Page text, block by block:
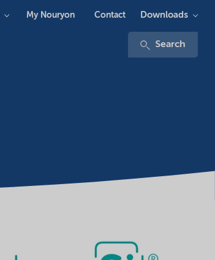
Search
My Nouryon Contact Downloads